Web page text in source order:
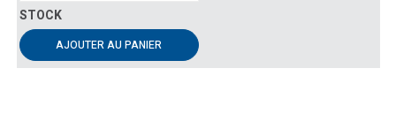
AJOUTER AU PANIER